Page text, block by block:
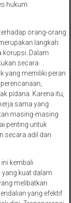
hukum
orang-orang
langkah
korupsi. Dalam
secara
yang memiliki peran
pidana. Karena itu,
sama yang
masing-masing
penting untuk
secara adil dan
kembali
kuat dalam
melibatkan
yang efektif